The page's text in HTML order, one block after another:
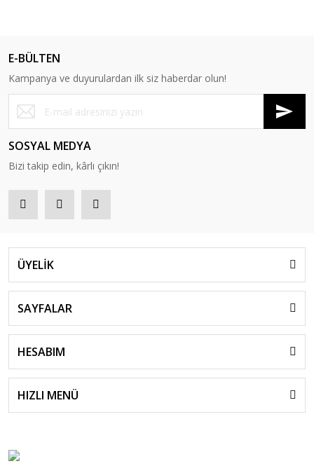
E-BÜLTEN
Kampanya ve duyurulardan ilk siz haberdar olun!
SOSYAL MEDYA
Bizi takip edin, kârlı çıkın!
ÜYELİK
SAYFALAR
HESABIM
HIZLI MENÜ